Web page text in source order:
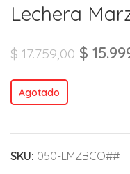
Lechera
$17.759,00 $
Agotado
SKU: 050-LMZBCO##